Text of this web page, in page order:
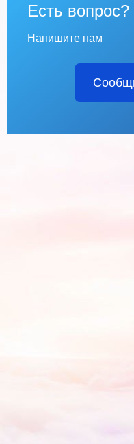
Есть вопрос?
Напишите нам